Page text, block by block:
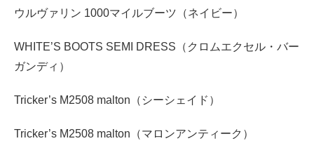
ウルヴァリン 1000マイルブーツ（ネイビー）
WHITE’S BOOTS SEMI DRESS（クロムエクセル・バー
ガンディ）
Tricker’s M2508 malton（シーシェイド）
Tricker’s M2508 malton（マロンアンティーク）